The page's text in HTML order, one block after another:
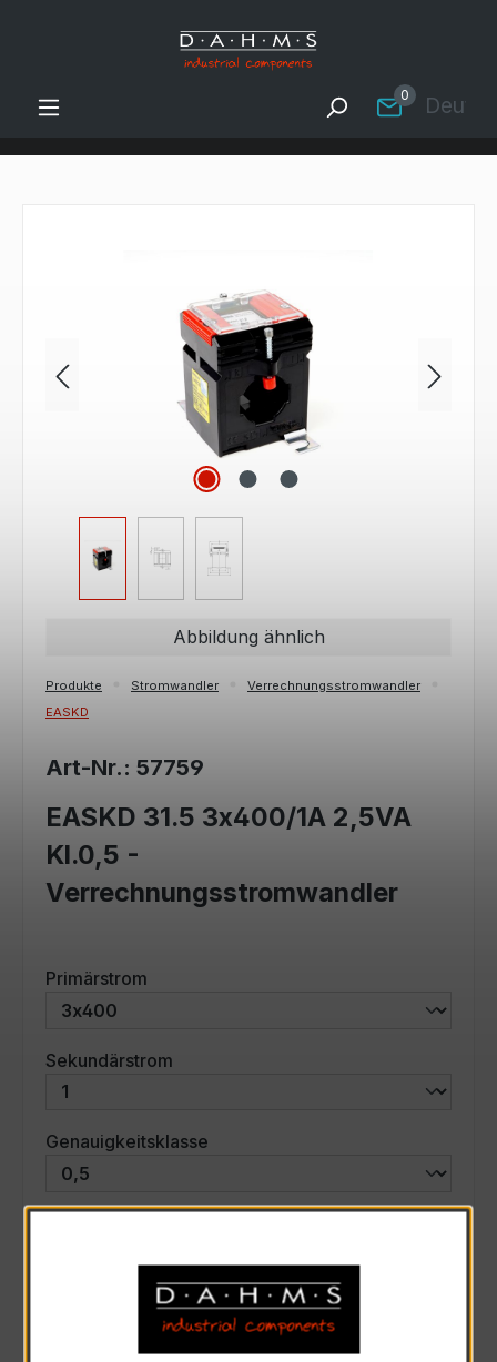
Zum Hauptinhalt springen
0
Abbildung ähnlich
Produkte Stromwandler
Verrechnungsstromwandler
EASKD
Art-Nr.: 57759
EASKD 31.5 3x400/1A 2,5VA
Kl.0,5 -
Verrechnungsstromwandler
Primärstrom
Sekundärstrom
Genauigkeitsklasse
Auswahl zurücksetzen